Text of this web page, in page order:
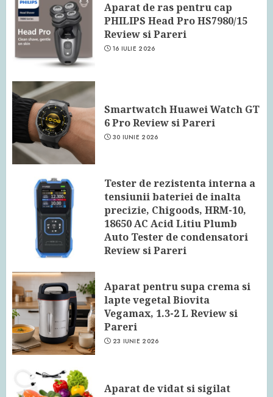
Aparat de ras pentru cap
PHILIPS Head Pro HS7980/15
Review si Pareri
16 IULIE 2026
Smartwatch Huawei Watch GT
6 Pro Review si Pareri
30 IUNIE 2026
Tester de rezistenta interna a
tensiunii bateriei de inalta
precizie, Chigoods, HRM-10,
18650 AC Acid Litiu Plumb
Auto Tester de condensatori
Review si Pareri
Aparat pentru supa crema si
lapte vegetal Biovita
Vegamax, 1.3-2 L Review si
Pareri
23 IUNIE 2026
Aparat de vidat si sigilat